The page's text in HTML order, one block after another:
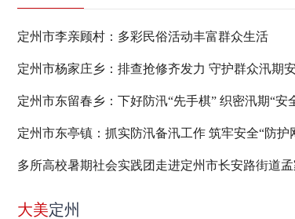
定州市李亲顾村：多彩民俗活动丰富群众生活
定州市杨家庄乡：排查抢修齐发力 守护群众汛期
定州市东留春乡：下好防汛“先手棋” 织密汛期“安
定州市东亭镇：抓实防汛备汛工作 筑牢安全“防护
多所高校暑期社会实践团走进定州市长安路街道
大美定州